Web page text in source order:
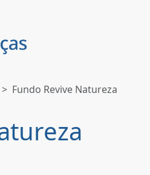
Fundo Revive Natureza